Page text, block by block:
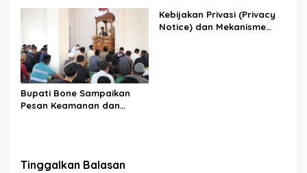
Bupati Bone Sampaikan
Pesan Keamanan dan
Kebijakan Privasi (Privacy
Notice) dan Mekanisme
Tinggalkan Balasan